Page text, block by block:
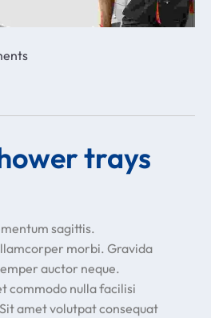
trays
sagittis.
morbi. Gravida
auctor neque.
commodo nulla facilisi
amet volutpat consequat